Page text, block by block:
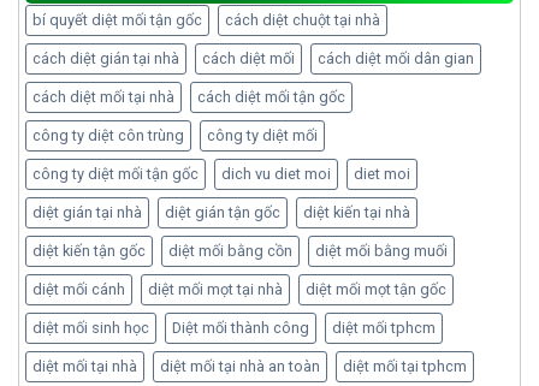
bí quyết diệt mối tận gốc cách diệt chuột tại nhà
cách diệt gián tại nhà cách diệt mối cách diệt mối dân gian
cách diệt mối tại nhà cách diệt mối tận gốc
công ty diệt côn trùng công ty diệt mối
công ty diệt mối tận gốc dich vu diet moi diet moi
diệt gián tại nhà diệt gián tận gốc diệt kiến tại nhà
diệt kiến tận gốc diệt mối bằng cồn diệt mối bằng muối
diệt mối cánh diệt mối mọt tại nhà diệt mối mọt tận gốc
diệt mối sinh học Diệt mối thành công diệt mối tphcm
diệt mối tại nhà diệt mối tại nhà an toàn diệt mối tại tphcm